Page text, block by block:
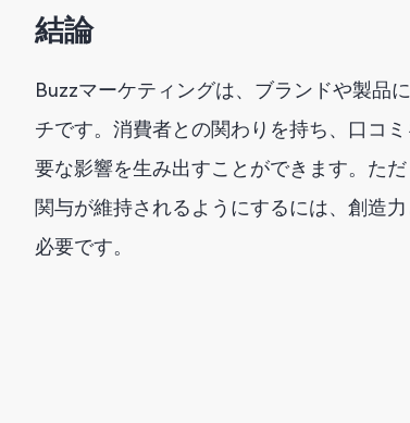
結論
Buzzマーケティングは、ブランドや製品
チです。消費者との関わりを持ち、口コ
要な影響を生み出すことができます。た
関与が維持されるようにするには、創造
必要です。